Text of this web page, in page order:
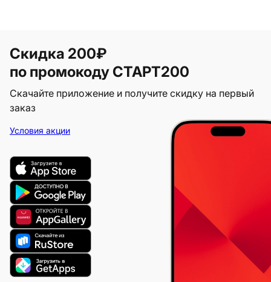
Скидка 200₽
по промокоду СТАРТ200
Скачайте приложение и получите скидку на первый
заказ
Условия акции